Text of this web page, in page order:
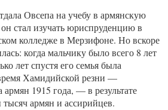
Овсепа на учебу в армянскую
стал изучать юриспруденцию в
колледже в Мерзифоне. Но вскоре
когда мальчику было всего 8 лет
лет спустя его семья была
Хамидийской резни —
1915 года, — в результате
армян и ассирийцев.